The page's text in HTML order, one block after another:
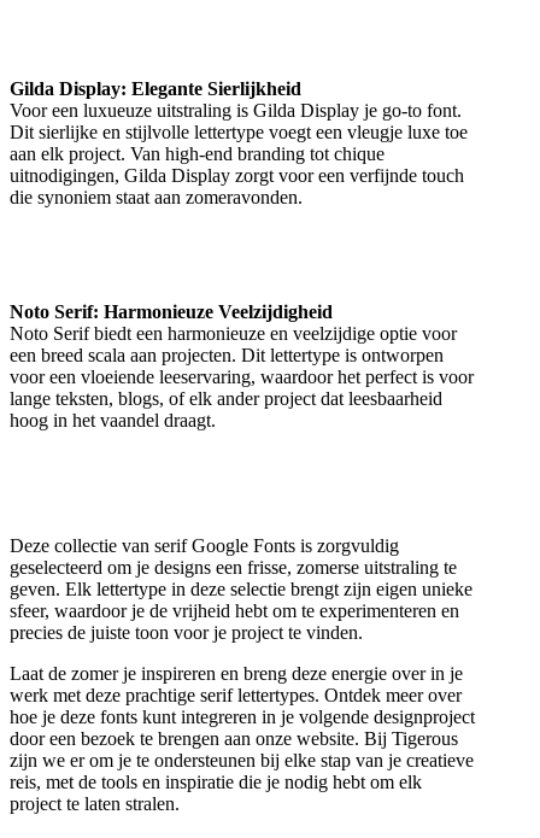
Gilda Display: Elegante Sierlijkheid
Voor een luxueuze uitstraling is Gilda Display je go-to font.
Dit sierlijke en stijlvolle lettertype voegt een vleugje luxe toe
aan elk project. Van high-end branding tot chique
uitnodigingen, Gilda Display zorgt voor een verfijnde touch
die synoniem staat aan zomeravonden.
Noto Serif: Harmonieuze Veelzijdigheid
Noto Serif biedt een harmonieuze en veelzijdige optie voor
een breed scala aan projecten. Dit lettertype is ontworpen
voor een vloeiende leeservaring, waardoor het perfect is voor
lange teksten, blogs, of elk ander project dat leesbaarheid
hoog in het vaandel draagt.
Deze collectie van serif Google Fonts is zorgvuldig
geselecteerd om je designs een frisse, zomerse uitstraling te
geven. Elk lettertype in deze selectie brengt zijn eigen unieke
sfeer, waardoor je de vrijheid hebt om te experimenteren en
precies de juiste toon voor je project te vinden.
Laat de zomer je inspireren en breng deze energie over in je
werk met deze prachtige serif lettertypes. Ontdek meer over
hoe je deze fonts kunt integreren in je volgende designproject
door een bezoek te brengen aan onze website. Bij Tigerous
zijn we er om je te ondersteunen bij elke stap van je creatieve
reis, met de tools en inspiratie die je nodig hebt om elk
project te laten stralen.